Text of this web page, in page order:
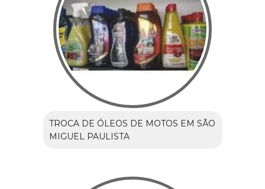
TROCA DE ÓLEOS DE MOTOS EM SÃO
MIGUEL PAULISTA